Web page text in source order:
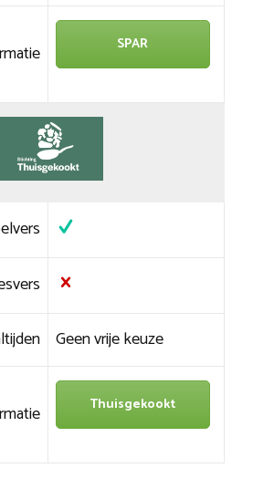
SPAR
Geen vrije keuze
Thuisgekookt